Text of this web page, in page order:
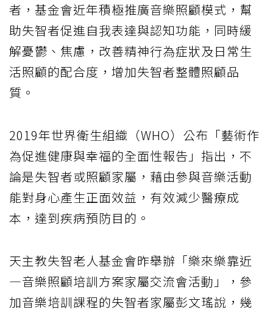
者，基金會近年積極推廣音樂照顧模式，幫
助失智者促進自我表達與認知功能，同時緩
解憂鬱、焦慮，改善精神行為症狀及日常生
活照顧的配合度，增加失智者整體照顧品
質。
2019年世界衛生組織（WHO）公布「藝術作
為促進健康與幸福的全面性報告」指出，不
論是失智者或照顧家屬，藉由參與音樂活動
能對身心產生正面效益，有效減少醫療成
本，達到疾病預防目的。
天主教失智老人基金會昨舉辦「樂來樂靠近
—音樂照顧培訓方案家屬交流會活動」，參
加音樂培訓課程的失智者家屬彭文瑤說，幾